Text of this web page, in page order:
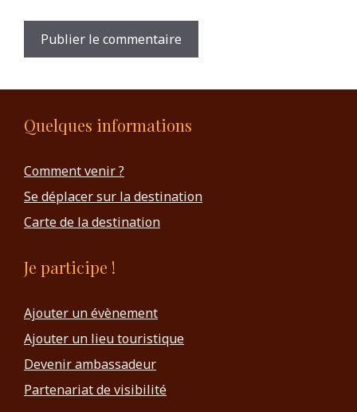
Quelques informations
Comment venir ?
Se déplacer sur la destination
Carte de la destination
Je participe !
Ajouter un évènement
Ajouter un lieu touristique
Devenir ambassadeur
Partenariat de visibilité